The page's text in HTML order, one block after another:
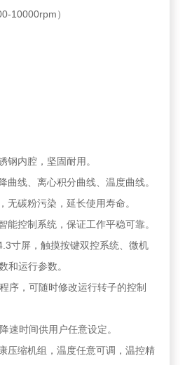
10000rpm）
钢内腔，坚固耐用。
曲线、离心积分曲线、温度曲线。
无碳粉污染，延长使用寿命。
能控制系统，保证工作平稳可靠。
寸屏，触摸按键双控系统、微机
和运行参数。
序，可随时修改运行转子的控制
速时间供用户任意设定。
压缩机组，温度任意可调，温控精